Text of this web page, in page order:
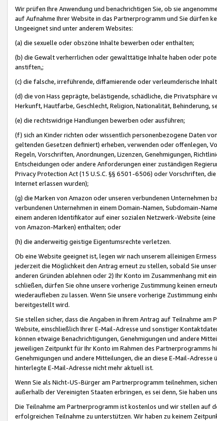
Wir prüfen Ihre Anwendung und benachrichtigen Sie, ob sie
auf Aufnahme Ihrer Website in das Partnerprogramm und Sie dürfen
Ungeeignet sind unter anderem Websites:
(a) die sexuelle oder obszöne Inhalte bewerben oder enthalten;
(b) die Gewalt verherrlichen oder gewalttätige Inhalte haben oder
anstiften,;
(c) die falsche, irreführende, diffamierende oder verleumderische
(d) die von Hass geprägte, belästigende, schädliche, die Privatsphäre
Herkunft, Hautfarbe, Geschlecht, Religion, Nationalität, Behinderung,
(e) die rechtswidrige Handlungen bewerben oder ausführen;
(f) sich an Kinder richten oder wissentlich personenbezogene Daten
geltenden Gesetzen definiert) erheben, verwenden oder offenlegen,
Regeln, Vorschriften, Anordnungen, Lizenzen, Genehmigungen,
Entscheidungen oder andere Anforderungen einer zuständigen
Privacy Protection Act (15 U.S.C. §§ 6501-6506) oder Vorschriften,
Internet erlassen wurden);
(g) die Marken von Amazon oder unseren verbundenen Unternehmen
verbundenen Unternehmen in einem Domain-Namen, Subdomain-
einem anderen Identifikator auf einer sozialen Netzwerk-Website
von Amazon-Marken) enthalten; oder
(h) die anderweitig geistige Eigentumsrechte verletzen.
Ob eine Website geeignet ist, legen wir nach unserem alleinigen
jederzeit die Möglichkeit den Antrag erneut zu stellen, sobald Sie
anderen Gründen ablehnen oder 2) Ihr Konto im Zusammenhang mit
schließen, dürfen Sie ohne unsere vorherige Zustimmung keinen
wiederaufleben zu lassen. Wenn Sie unsere vorherige Zustimmung
bereitgestellt wird.
Sie stellen sicher, dass die Angaben in Ihrem Antrag auf Teilnahme
Website, einschließlich Ihrer E-Mail-Adresse und sonstiger
können etwaige Benachrichtigungen, Genehmigungen und andere
jeweiligen Zeitpunkt für Ihr Konto im Rahmen des Partnerprogramms
Genehmigungen und andere Mitteilungen, die an diese E-Mail-
hinterlegte E-Mail-Adresse nicht mehr aktuell ist.
Wenn Sie als Nicht-US-Bürger am Partnerprogramm teilnehmen,
außerhalb der Vereinigten Staaten erbringen, es sei denn, Sie haben
Die Teilnahme am Partnerprogramm ist kostenlos und wir stellen auf
erfolgreichen Teilnahme zu unterstützen. Wir haben zu keinem